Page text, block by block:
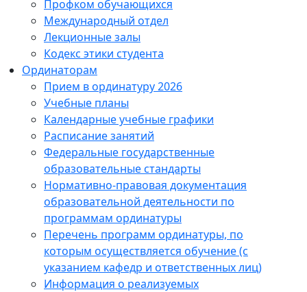
Профком обучающихся
Международный отдел
Лекционные залы
Кодекс этики студента
Ординаторам
Прием в ординатуру 2026
Учебные планы
Календарные учебные графики
Расписание занятий
Федеральные государственные
образовательные стандарты
Нормативно-правовая документация
образовательной деятельности по
программам ординатуры
Перечень программ ординатуры, по
которым осуществляется обучение (с
указанием кафедр и ответственных лиц)
Информация о реализуемых